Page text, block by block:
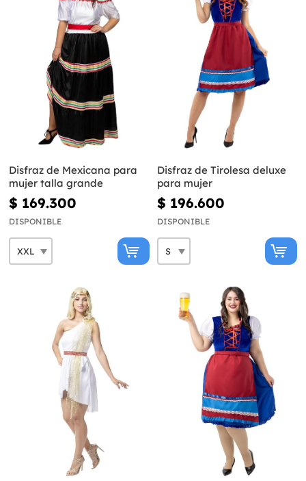
Disfraz de Mexicana para
mujer talla grande
$ 169.300
DISPONIBLE
Disfraz de Tirolesa deluxe
para mujer
$ 196.600
DISPONIBLE